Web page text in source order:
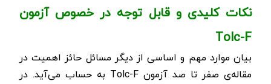
نکات کلیدی و قابل توجه در خصوص آزمون
Tolc-F
بیان موارد مهم و اساسی از دیگر مسائل حائز اهمیت در
مقاله‌ی صفر تا صد آزمون Tolc-F به حساب می‌آید. در